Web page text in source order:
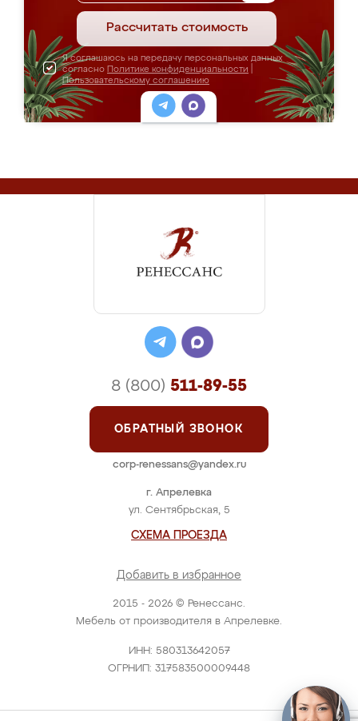
Рассчитать стоимость
Я соглашаюсь на передачу персональных данных
согласно Политике конфиденциальности
Пользовательскому соглашению
2015 - 2026 © Ренессанс.
Мебель от производителя в Апрелевке.
ИНН: 580313642057
ОГРНИП: 317583500009448
г. Апрелевка
ул. Сентябрьская, 5
СХЕМА ПРОЕЗДА
Добавить в избранное
8 (800) 511-89-55
ОБРАТНЫЙ ЗВОНОК
corp-renessans@yandex.ru